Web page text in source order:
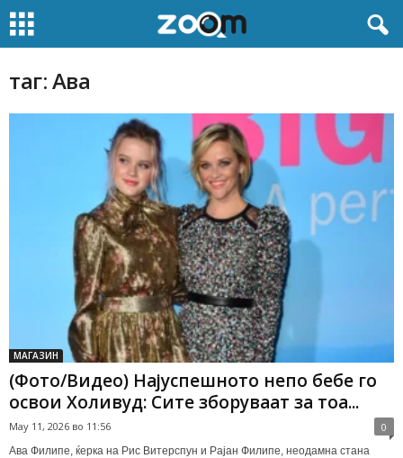
таг: Ава
МАГАЗИН
(Фото/Видео) Најуспешното непо бебе го
освои Холивуд: Сите зборуваат за тоа...
May 11, 2026 во 11:56 0
Ава Филипе, ќерка на Рис Витерспун и Рајан Филипе, неодамна стана